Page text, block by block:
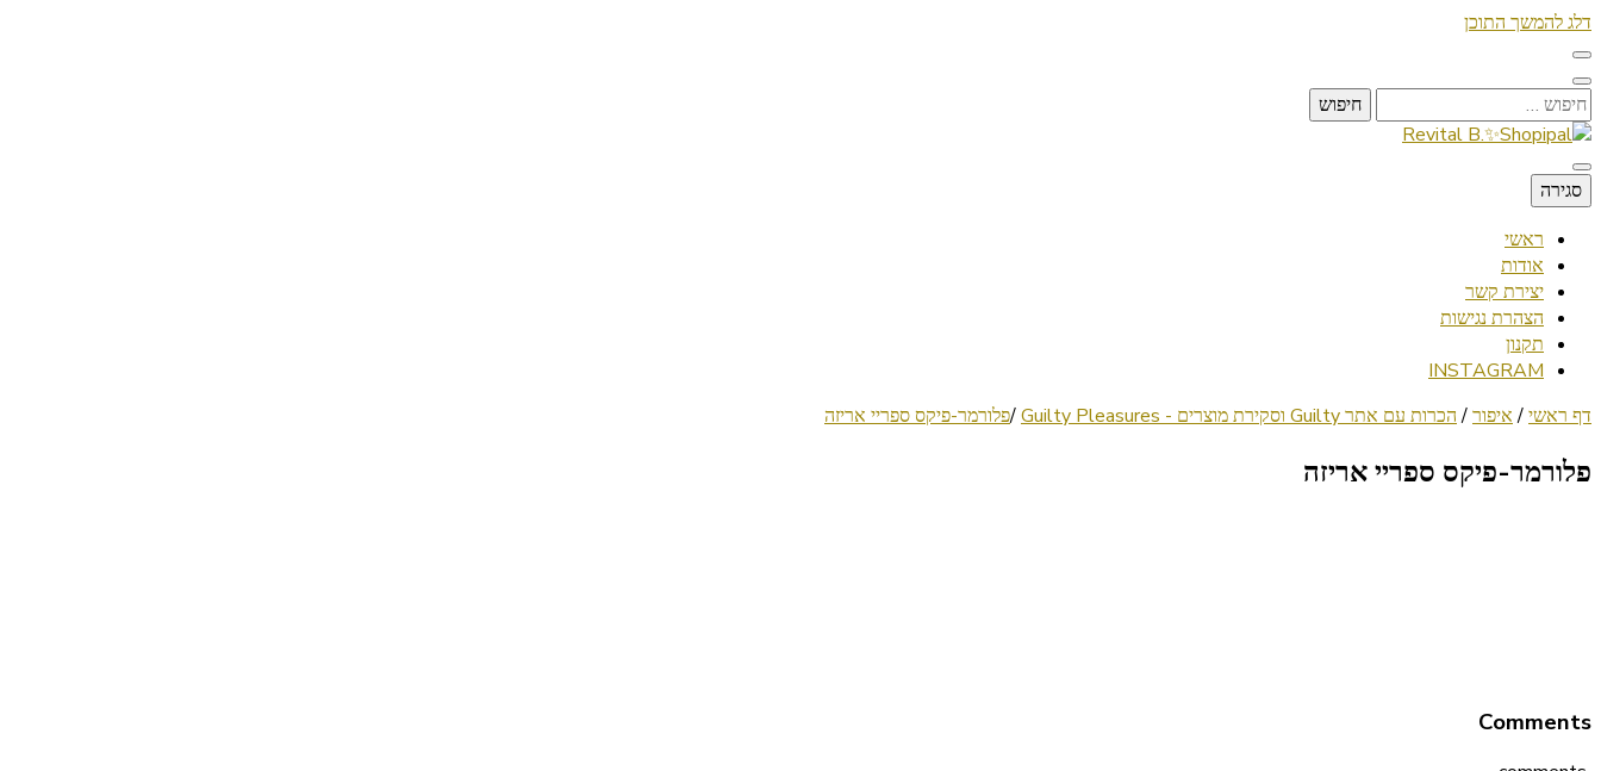
דלג להמשך התוכן
חיפוש:
Revital B.✨Shopipal
Lifestyle ✦ Beauty ✦ Vegan ✦ Travel
סגירה
ראשי
אודות
יצירת קשר
הצהרת נגישות
תקנון
INSTAGRAM
דף ראשי/ איפור/ הכרות עם אתר Guilty וסקירת מוצרים - Guilty Pleasures /פלורמר-פיקס ספריי אריזה
פלורמר-פיקס ספריי אריזה
Comments